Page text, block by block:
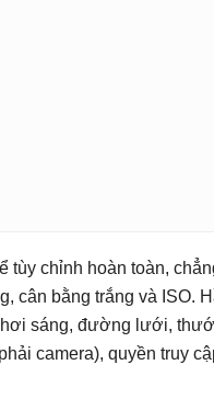
tùy chỉnh hoàn toàn,
cân bằng trắng và ISO.
sáng, đường lưới,
camera), quyền truy